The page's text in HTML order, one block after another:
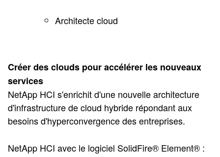
Architecte cloud
Créer des clouds pour accélérer les nouveaux
services
NetApp HCI s'enrichit d'une nouvelle architecture
d'infrastructure de cloud hybride répondant aux
besoins d'hyperconvergence des entreprises.
NetApp HCI avec le logiciel SolidFire® Element® :